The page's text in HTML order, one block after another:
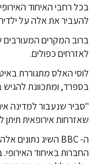
להעביר את אלה על
ברוב המקרים המעורבים
לאזרחים כפולים.
בספרד, ומתכוונת להגיש
"סביר שנעבור למדינה
שאזרחות אירופאית תיתן